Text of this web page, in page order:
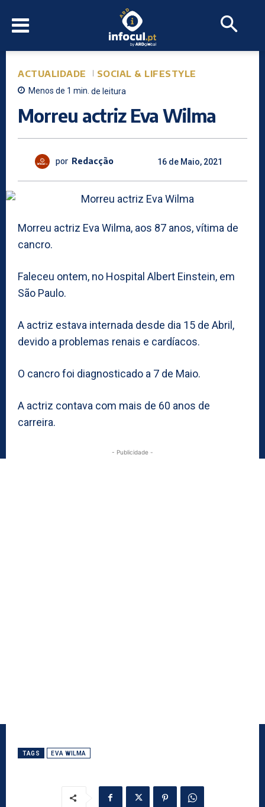
ACTUALIDADE SOCIAL & LIFESTYLE
Menos de 1 min. de leitura
Morreu actriz Eva Wilma
por Redacção 16 de Maio, 2021
Morreu actriz Eva Wilma, aos 87 anos, vítima de
cancro.
Faleceu ontem, no Hospital Albert Einstein, em
São Paulo.
A actriz estava internada desde dia 15 de Abril,
devido a problemas renais e cardíacos.
O cancro foi diagnosticado a 7 de Maio.
A actriz contava com mais de 60 anos de
carreira.
- Publicidade -
TAGS EVA WILMA